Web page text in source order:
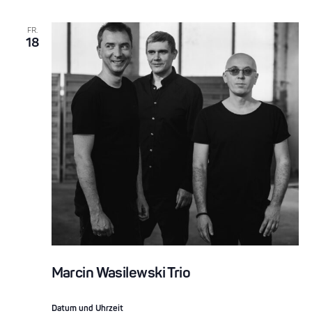
FR.
18
Marcin Wasilewski Trio
Datum und Uhrzeit